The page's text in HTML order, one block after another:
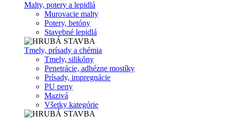
Malty, potery a lepidlá
Murovacie malty
Potery, betóny
Stavebné lepidlá
Tmely, prísady a chémia
Tmely, silikóny
Penetrácie, adhézne mostíky
Prísady, impregnácie
PU peny
Mazivá
Všetky kategórie